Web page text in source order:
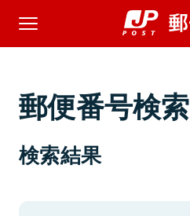
郵便番号検索
検索結果